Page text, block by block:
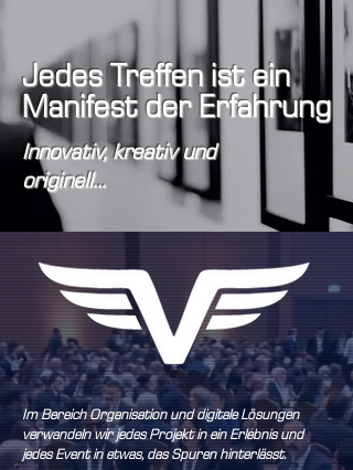
Jedes Treffen ist ein
Manifest der Erfahrung
Innovativ, kreativ und
originell...
Im Bereich Organisation und digitale Lösungen
verwandeln wir jedes Projekt in ein Erlebnis und
jedes Event in etwas, das Spuren hinterlässt.